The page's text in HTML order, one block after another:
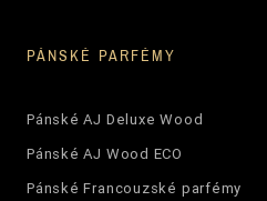
PÁNSKÉ PARFÉMY
Pánské AJ Deluxe Wood
Pánské AJ Wood ECO
Pánské Francouzské parfémy